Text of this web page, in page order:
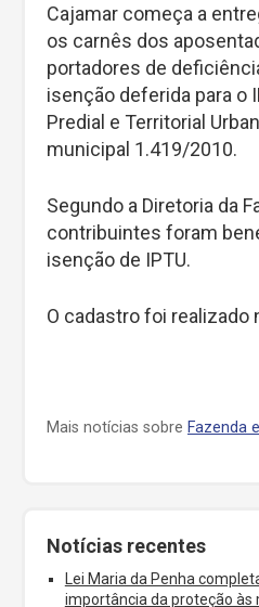
Cajamar começa a
os carnês dos
portadores de
isenção deferida para o
Predial e Territorial
municipal 1.419/2010.
Segundo a Diretoria da
contribuintes foram
isenção de IPTU.
O cadastro foi realizado
Mais notícias sobre Fazenda
Notícias recentes
Lei Maria da Penha
importância da proteção às